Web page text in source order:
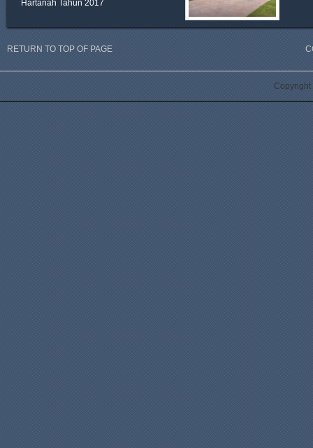
Hartanah Tahun 2017
RETURN TO TOP OF PAGE
Copyright